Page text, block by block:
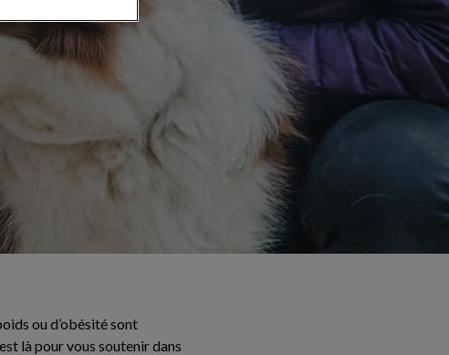
ou d’obésité sont
là pour vous soutenir dans